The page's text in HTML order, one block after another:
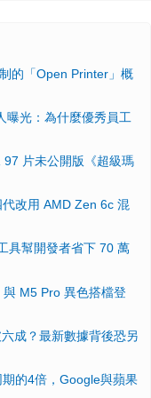
的「Open Printer」概
曝光：為什麼優秀員工
片未公開版《超級瑪
改用 AMD Zen 6c 混
具幫開發者省下 70 萬
M5 Pro 異色搭檔登
成？最新數據背後恐另
的4倍，Google與蘋果